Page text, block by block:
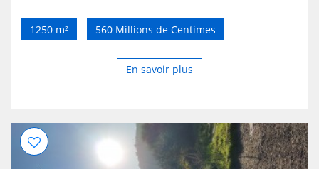
1250 m² 560 Millions de Centimes
En savoir plus